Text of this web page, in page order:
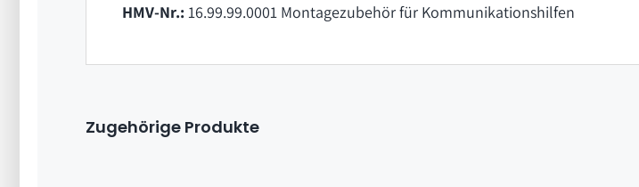
HMV-Nr.: 16.99.99.0001 Montagezubehör für Kommunikationshilfen
Zugehörige Produkte